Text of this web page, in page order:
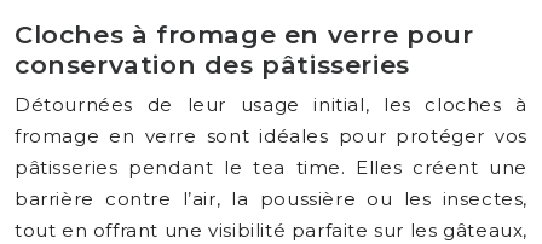
Cloches à fromage en verre pour
conservation des pâtisseries
Détournées de leur usage initial, les cloches à
fromage en verre sont idéales pour protéger vos
pâtisseries pendant le tea time. Elles créent une
barrière contre l’air, la poussière ou les insectes,
tout en offrant une visibilité parfaite sur les gâteaux,